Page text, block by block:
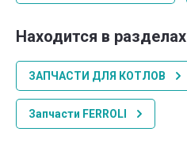
Находится в разделах
ЗАПЧАСТИ ДЛЯ КОТЛОВ
Запчасти FERROLI